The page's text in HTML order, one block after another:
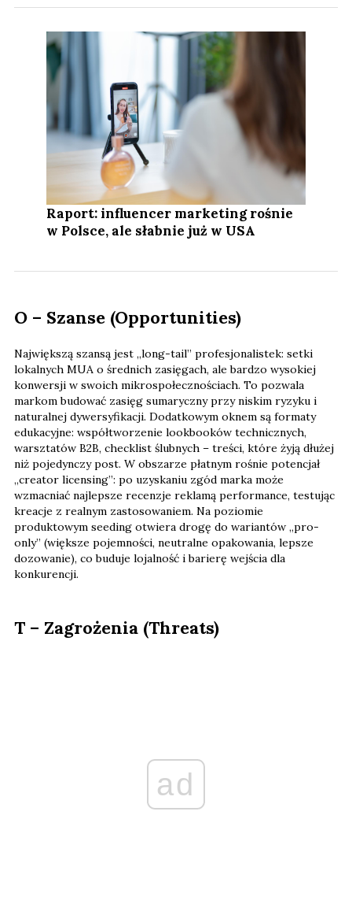
Raport: influencer marketing rośnie
w Polsce, ale słabnie już w USA
O – Szanse (Opportunities)
Największą szansą jest „long-tail” profesjonalistek: setki
lokalnych MUA o średnich zasięgach, ale bardzo wysokiej
konwersji w swoich mikrospołecznościach. To pozwala
markom budować zasięg sumaryczny przy niskim ryzyku i
naturalnej dywersyfikacji. Dodatkowym oknem są formaty
edukacyjne: współtworzenie lookbooków technicznych,
warsztatów B2B, checklist ślubnych – treści, które żyją dłużej
niż pojedynczy post. W obszarze płatnym rośnie potencjał
„creator licensing”: po uzyskaniu zgód marka może
wzmacniać najlepsze recenzje reklamą performance, testując
kreacje z realnym zastosowaniem. Na poziomie
produktowym seeding otwiera drogę do wariantów „pro-
only” (większe pojemności, neutralne opakowania, lepsze
dozowanie), co buduje lojalność i barierę wejścia dla
konkurencji.
T – Zagrożenia (Threats)
ad